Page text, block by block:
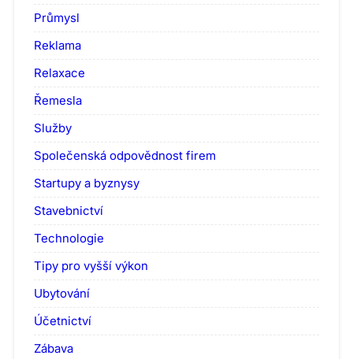
Průmysl
Reklama
Relaxace
Řemesla
Služby
Společenská odpovědnost firem
Startupy a byznysy
Stavebnictví
Technologie
Tipy pro vyšší výkon
Ubytování
Účetnictví
Zábava